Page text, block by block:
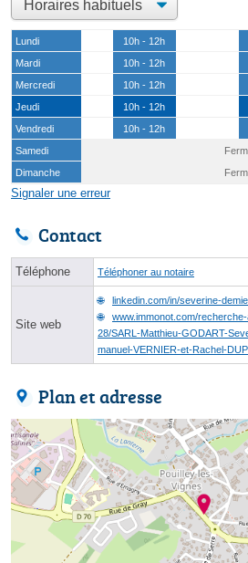
Lundi 10h - 12h
Mardi
10h - 12h
Mercredi
10h - 12h
Jeudi
10h - 12h
Vendredi
10h - 12h
Samedi
Dimanche
Signaler une erreur
Contact
Téléphone Téléphoner au notaire
Site web
linkedin.com/in/severine-
www.immonot.com/
28/SARL-Matthieu-GODART-
manuel-VERNIER-et-Rachel-
Plan et adresse